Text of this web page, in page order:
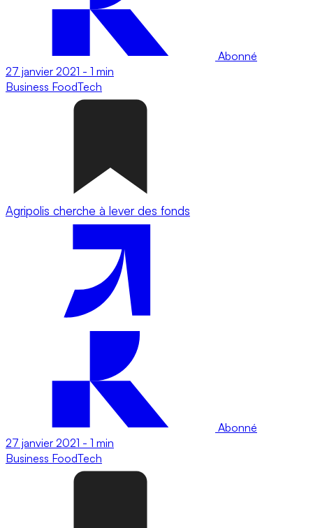
Abonné
27 janvier 2021 - 1 min
Business FoodTech
Agripolis cherche à lever des fonds
Abonné
27 janvier 2021 - 1 min
Business FoodTech